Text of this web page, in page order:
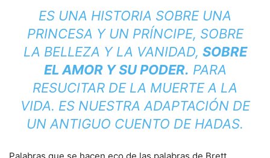
ES UNA HISTORIA SOBRE UNA
PRINCESA Y UN PRÍNCIPE, SOBRE
LA BELLEZA Y LA VANIDAD, SOBRE
EL AMOR Y SU PODER. PARA
RESUCITAR DE LA MUERTE A LA
VIDA. ES NUESTRA ADAPTACIÓN DE
UN ANTIGUO CUENTO DE HADAS.